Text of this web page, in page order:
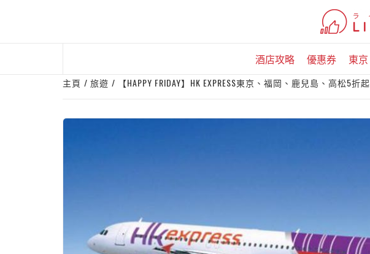
酒店攻略 優惠券 東京
主頁 旅遊 【HAPPY FRIDAY】HK EXPRESS東京、福岡、鹿兒島、高松5折起